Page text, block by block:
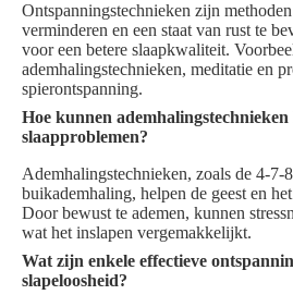
Ontspanningstechnieken zijn
verminderen en een staat van rust te
voor een betere slaapkwaliteit.
ademhalingstechnieken, meditatie en
spierontspanning.
Hoe kunnen
slaapproblemen?
Ademhalingstechnieken, zoals de 4-7-
buikademhaling, helpen de geest en
Door bewust te ademen, kunnen
wat het inslapen vergemakkelijkt.
Wat zijn enkele effectieve
slapeloosheid?